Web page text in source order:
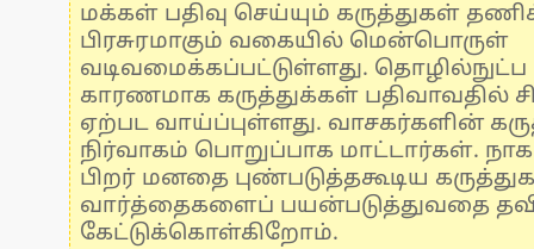
மக்கள் பதிவு செய்யும் கருத்துகள்
பிரசுரமாகும் வகையில் மென்பொருள்
வடிவமைக்கப்பட்டுள்ளது.
காரணமாக கருத்துக்கள் பதிவாவதில்
ஏற்பட வாய்ப்புள்ளது. வாசகர்களின்
நிர்வாகம் பொறுப்பாக மாட்டார்கள்.
பிறர் மனதை புண்படுத்தகூடிய
வார்த்தைகளைப் பயன்படுத்துவதை
கேட்டுக்கொள்கிறோம்.